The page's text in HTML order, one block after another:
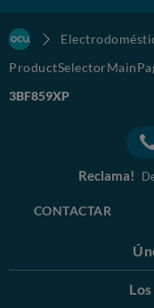
3BF859XP
Reclama!
CONTACTAR